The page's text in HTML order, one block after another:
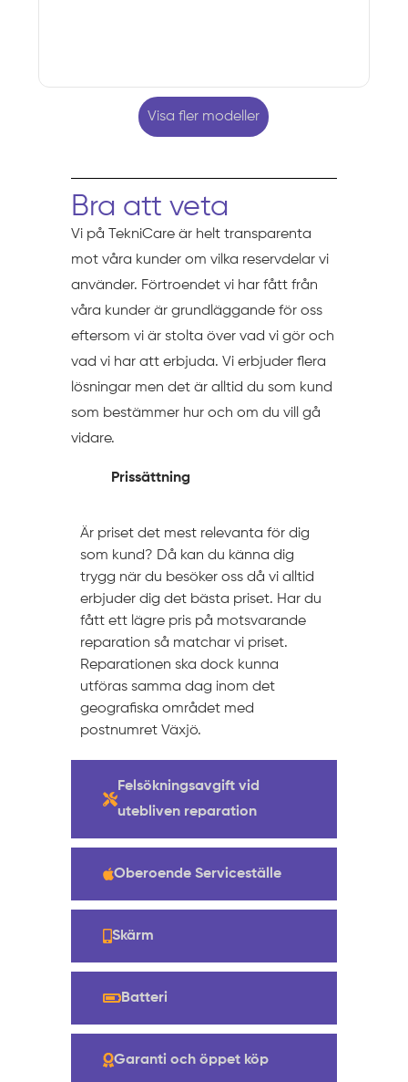
Visa fler modeller
Bra att veta
Vi på TekniCare är helt transparenta
mot våra kunder om vilka reservdelar vi
använder. Förtroendet vi har fått från
våra kunder är grundläggande för oss
eftersom vi är stolta över vad vi gör och
vad vi har att erbjuda. Vi erbjuder flera
lösningar men det är alltid du som kund
som bestämmer hur och om du vill gå
vidare.
Prissättning
Felsökningsavgift vid
utebliven reparation
Oberoende Serviceställe
Skärm
Batteri
Garanti och öppet köp
Är priset det mest relevanta för dig
som kund? Då kan du känna dig
trygg när du besöker oss då vi alltid
erbjuder dig det bästa priset. Har du
fått ett lägre pris på motsvarande
reparation så matchar vi priset.
Reparationen ska dock kunna
utföras samma dag inom det
geografiska området med
postnumret Växjö.